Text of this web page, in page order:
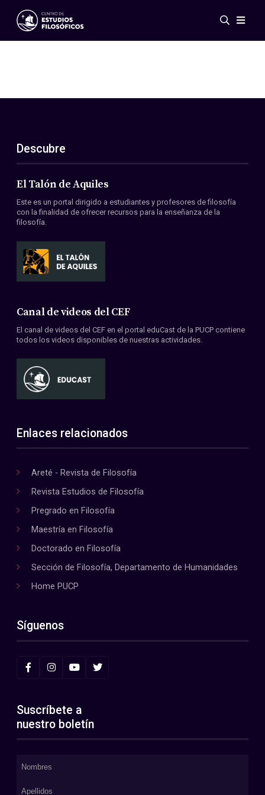
Eventos
ES
EN
Acerca de nosotros
Miembros
Convenios
Descubre
El Talón de Aquiles
Este es un portal dirigido a estudiantes y profesores de filosofía
con la finalidad de ofrecer recursos para la enseñanza de la
filosofía.
Canal de videos del CEF
El canal de videos del CEF en el portal eduCast de la PUCP contiene
todos los videos disponibles de nuestras actividades.
Enlaces relacionados
Areté - Revista de Filosofía
Revista Estudios de Filosofía
Pregrado en Filosofía
Maestría en Filosofía
Doctorado en Filosofía
Sección de Filosofía, Departamento de Humanidades
Home PUCP
Síguenos
Suscríbete a
nuestro boletín